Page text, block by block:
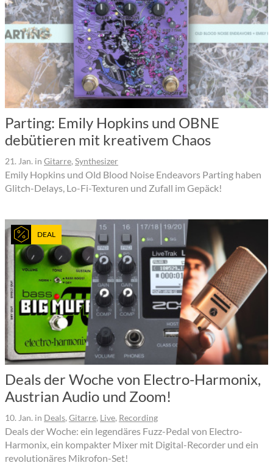
Parting: Emily Hopkins und OBNE
debütieren mit kreativem Chaos
21. Jan. in Gitarre, Synthesizer
Emily Hopkins und Old Blood Noise Endeavors Parting haben
Glitch-Delays, Lo-Fi-Texturen und Zufall im Gepäck!
DEAL
Deals der Woche von Electro-Harmonix,
Austrian Audio und Zoom!
10. Jan. in Deals, Gitarre, Live, Recording
Deals der Woche: ein legendäres Fuzz-Pedal von Electro-
Harmonix, ein kompakter Mixer mit Digital-Recorder und ein
revolutionäres Mikrofon-Set!